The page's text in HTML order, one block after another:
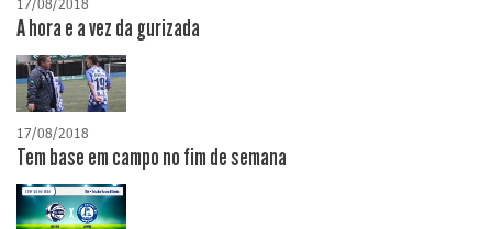
17/08/2018
A hora e a vez da gurizada
17/08/2018
Tem base em campo no fim de semana